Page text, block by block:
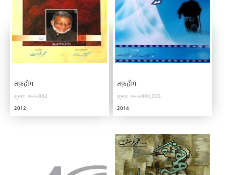
तफ़हीम
शुमारा नम्बर-002
2012
तफ़हीम
शुमारा नम्बर-004,005
2014